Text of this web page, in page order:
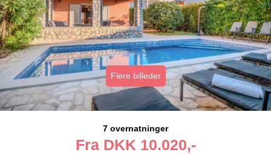
Flere billeder
7 overnatninger
Fra DKK 10.020,-